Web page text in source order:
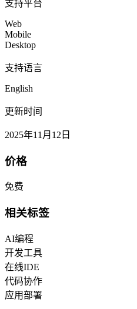
支持平台
Web
Mobile
Desktop
支持语言
English
更新时间
2025年11月12日
价格
免费
相关标签
AI编程
开发工具
在线IDE
代码协作
应用部署